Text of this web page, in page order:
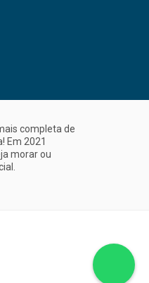
completa de
Em 2021
morar ou